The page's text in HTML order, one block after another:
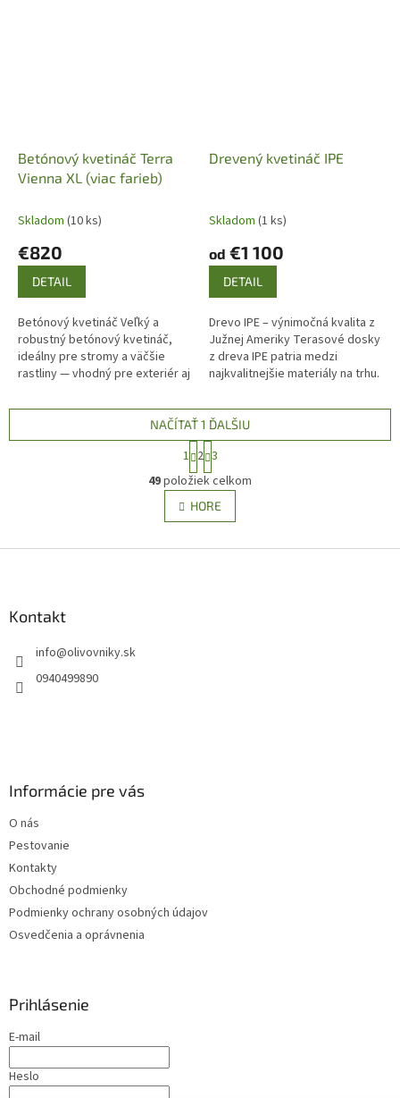
Betónový kvetináč Terra
Vienna XL (viac farieb)
Skladom (10 ks)
€820
DETAIL
Betónový kvetináč Veľký a
robustný betónový kvetináč,
ideálny pre stromy a väčšie
rastliny — vhodný pre exteriér aj
svojej masívnej konštrukcii a...
Drevený kvetináč IPE
Skladom (1 ks)
od €1 100
DETAIL
Drevo IPE – výnimočná kvalita z
Južnej Ameriky Terasové dosky
z dreva IPE patria medzi
najkvalitnejšie materiály na trhu.
odolnosťou, prvotriednymi...
O
v
l
á
NAČÍTAŤ 1 ĎALŠIU
S
t
r
á
n
k
v
1 2 3
49položiek celkom
HORE
Kontakt
info@olivovniky.sk
0940499890
Informácie pre vás
O nás
Pestovanie
Kontakty
Obchodné podmienky
Podmienky ochrany osobných údajov
Osvedčenia a oprávnenia
Prihlásenie
E-mail
Heslo